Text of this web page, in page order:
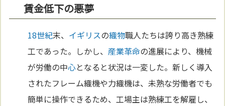
賃金低下の悪夢
18世紀末、 イギリスの織物職人たちは誇り高き熟練
工であった。しかし、産業革命の進展により、機械
が労働の中心となると状況は一変した。新しく導入
されたフレーム織機や力織機は、未熟な労働者でも
簡単に操作できるため、工場主は熟練工を解雇し、